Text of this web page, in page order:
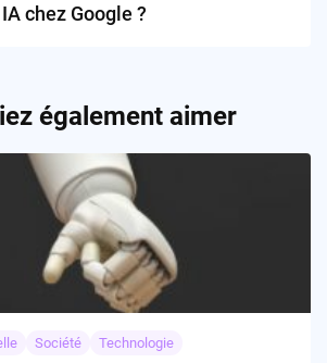
chez Google ?
également aimer
Société Technologie